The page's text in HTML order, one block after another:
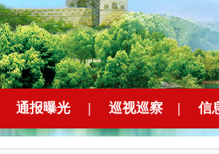
通报曝光 | 巡视巡察 | 信